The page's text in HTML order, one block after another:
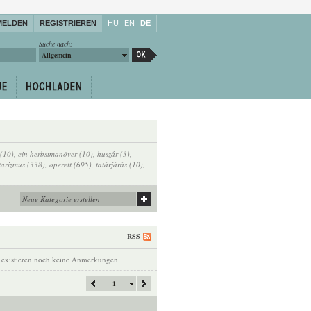
REGISTRIEREN HU EN DE
Suche nach:
Allgemein
, ein herbstmanöver (10), huszár (3),
(338), operett (695), tatárjárás (10),
RSS
noch keine Anmerkungen.
1